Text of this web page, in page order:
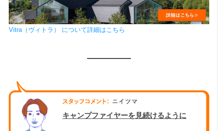
Vitra（ヴィトラ） について詳細はこちら
キャンプファイヤーを見続けるように